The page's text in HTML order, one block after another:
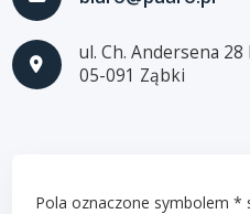
ul. Ch. Andersena 28
05-091 Ząbki
Pola oznaczone symbolem *